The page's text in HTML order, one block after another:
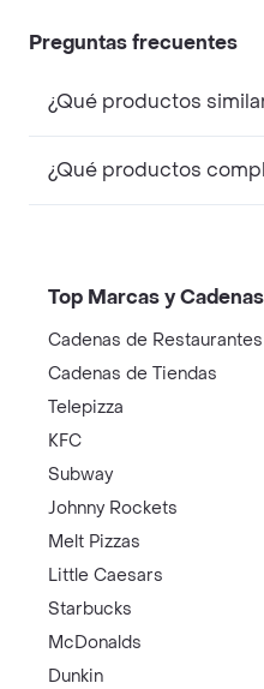
Preguntas frecuentes
¿Qué productos
¿Qué productos
Top Marcas y
Cadenas de Restaurantes
Cadenas de Tiendas
Telepizza
KFC
Subway
Johnny Rockets
Melt Pizzas
Little Caesars
Starbucks
McDonalds
Dunkin